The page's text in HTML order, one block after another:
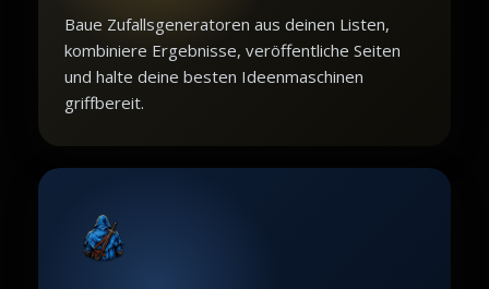
Baue Zufallsgeneratoren aus deinen Listen,
kombiniere Ergebnisse, veröffentliche Seiten
und halte deine besten Ideenmaschinen
griffbereit.